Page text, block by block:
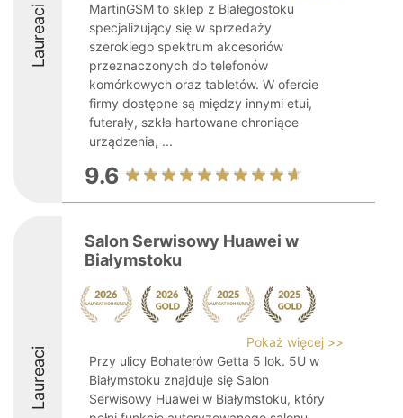
Laureaci
MartinGSM to sklep z Białegostoku
specjalizujący się w sprzedaży
szerokiego spektrum akcesoriów
przeznaczonych do telefonów
komórkowych oraz tabletów. W ofercie
firmy dostępne są między innymi etui,
futerały, szkła hartowane chroniące
urządzenia, ...
9.6
Laureaci
Salon Serwisowy Huawei w
Białymstoku
Pokaż więcej >>
Przy ulicy Bohaterów Getta 5 lok. 5U w
Białymstoku znajduje się Salon
Serwisowy Huawei w Białymstoku, który